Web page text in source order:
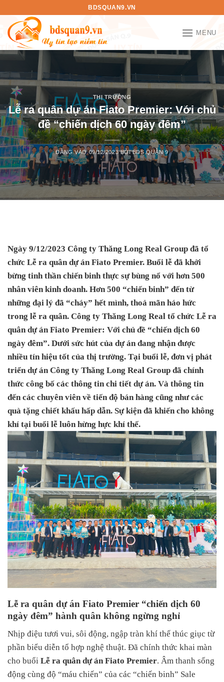
nội
dung
BDSQUAN9.VN
MENU
THỊ TRƯỜNG
Lễ ra quân dự án Fiato Premier: Với chủ
đề “chiến dịch 60 ngày đêm”
ĐĂNG VÀO09/12/2023 BỞIBDS QUẬN 9
Ngày 9/12/2023 Công ty Thăng Long Real Group đã tổ
chức Lễ ra quân dự án Fiato Premier. Buổi lễ đã khởi
bừng tinh thần chiến binh thực sự bùng nổ với hơn 500
nhân viên kinh doanh. Hơn 500 “chiến binh” đến từ
những đại lý đã “cháy” hết mình, thoả mãn háo hức
trong lễ ra quân. Công ty Thăng Long Real tổ chức Lễ ra
quân dự án Fiato Premier: Với chủ đề “chiến dịch 60
ngày đêm”. Dưới sức hút của dự án đang nhận được
nhiều tín hiệu tốt của thị trường. Tại buổi lễ, đơn vị phát
triển dự án Công ty Thăng Long Real Group đã chính
thức công bố các thông tin chi tiết dự án. Và thông tin
đến các chuyên viên về tiến độ bán hàng cũng như các
quà tặng chiết khấu hấp dẫn. Sự kiện đã khiến cho không
khí tại buổi lễ luôn hừng hực khí thế.
Lễ ra quân dự án Fiato Premier “chiến dịch 60
ngày đêm” hành quân không ngừng nghỉ
Nhịp điệu tươi vui, sôi động, ngập tràn khí thế thúc giục từ
phần biểu diễn tổ hợp nghệ thuật. Đã chính thức khai màn
cho buổi Lễ ra quân dự án Fiato Premier. Âm thanh sống
động cùng độ “máu chiến” của các “chiến binh” Sale